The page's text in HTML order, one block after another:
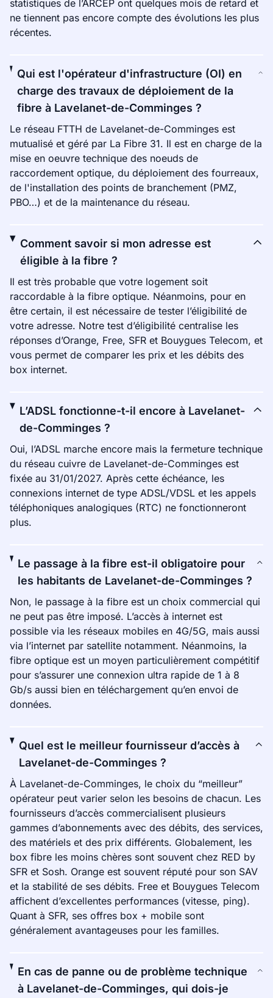
statistiques de l’ARCEP ont quelques mois de retard et
ne tiennent pas encore compte des évolutions les plus
récentes.
Qui est l'opérateur d'infrastructure (OI) en
charge des travaux de déploiement de la
fibre à Lavelanet-de-Comminges ?
Le réseau FTTH de Lavelanet-de-Comminges est
mutualisé et géré par La Fibre 31. Il est en charge de la
mise en oeuvre technique des noeuds de
raccordement optique, du déploiement des fourreaux,
de l'installation des points de branchement (PMZ,
PBO…) et de la maintenance du réseau.
Comment savoir si mon adresse est
éligible à la fibre ?
Il est très probable que votre logement soit
raccordable à la fibre optique. Néanmoins, pour en
être certain, il est nécessaire de tester l’éligibilité de
votre adresse. Notre test d’éligibilité centralise les
réponses d’Orange, Free, SFR et Bouygues Telecom, et
vous permet de comparer les prix et les débits des
box internet.
L’ADSL fonctionne-t-il encore à Lavelanet-
de-Comminges ?
Oui, l’ADSL marche encore mais la fermeture technique
du réseau cuivre de Lavelanet-de-Comminges est
fixée au 31/01/2027. Après cette échéance, les
connexions internet de type ADSL/VDSL et les appels
téléphoniques analogiques (RTC) ne fonctionneront
plus.
Le passage à la fibre est-il obligatoire pour
les habitants de Lavelanet-de-Comminges ?
Non, le passage à la fibre est un choix commercial qui
ne peut pas être imposé. L’accès à internet est
possible via les réseaux mobiles en 4G/5G, mais aussi
via l’internet par satellite notamment. Néanmoins, la
fibre optique est un moyen particulièrement compétitif
pour s’assurer une connexion ultra rapide de 1 à 8
Gb/s aussi bien en téléchargement qu’en envoi de
données.
Quel est le meilleur fournisseur d’accès à
Lavelanet-de-Comminges ?
À Lavelanet-de-Comminges, le choix du “meilleur”
opérateur peut varier selon les besoins de chacun. Les
fournisseurs d’accès commercialisent plusieurs
gammes d’abonnements avec des débits, des services,
des matériels et des prix différents. Globalement, les
box fibre les moins chères sont souvent chez RED by
SFR et Sosh. Orange est souvent réputé pour son SAV
et la stabilité de ses débits. Free et Bouygues Telecom
affichent d’excellentes performances (vitesse, ping).
Quant à SFR, ses offres box + mobile sont
généralement avantageuses pour les familles.
En cas de panne ou de problème technique
à Lavelanet-de-Comminges, qui dois-je